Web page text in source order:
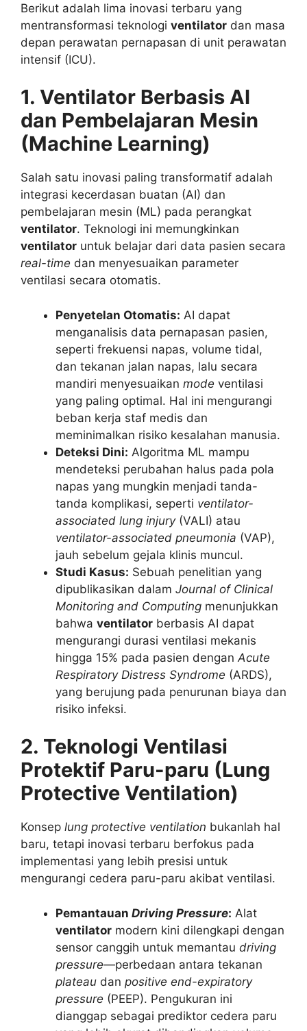
Berikut adalah lima inovasi terbaru yang
mentransformasi teknologi ventilator dan masa
depan perawatan pernapasan di unit perawatan
intensif (ICU).
1. Ventilator Berbasis AI
dan Pembelajaran Mesin
(Machine Learning)
Salah satu inovasi paling transformatif adalah
integrasi kecerdasan buatan (AI) dan
pembelajaran mesin (ML) pada perangkat
ventilator. Teknologi ini memungkinkan
ventilator untuk belajar dari data pasien secara
real-time dan menyesuaikan parameter
ventilasi secara otomatis.
Penyetelan Otomatis: AI dapat
menganalisis data pernapasan pasien,
seperti frekuensi napas, volume tidal,
dan tekanan jalan napas, lalu secara
mandiri menyesuaikan mode ventilasi
yang paling optimal. Hal ini mengurangi
beban kerja staf medis dan
meminimalkan risiko kesalahan manusia.
Deteksi Dini: Algoritma ML mampu
mendeteksi perubahan halus pada pola
napas yang mungkin menjadi tanda-
tanda komplikasi, seperti ventilator-
associated lung injury(VALI) atau
ventilator-associated pneumonia (VAP),
jauh sebelum gejala klinis muncul.
Studi Kasus: Sebuah penelitian yang
dipublikasikan dalam Journal of Clinical
Monitoring and Computing menunjukkan
bahwa ventilator berbasis AI dapat
mengurangi durasi ventilasi mekanis
hingga 15% pada pasien dengan Acute
Respiratory Distress Syndrome (ARDS),
yang berujung pada penurunan biaya dan
risiko infeksi.
2. Teknologi Ventilasi
Protektif Paru-paru (Lung
Protective Ventilation)
Konsep lung protective ventilation bukanlah hal
baru, tetapi inovasi terbaru berfokus pada
implementasi yang lebih presisi untuk
mengurangi cedera paru-paru akibat ventilasi.
Pemantauan Driving Pressure: Alat
ventilator modern kini dilengkapi dengan
sensor canggih untuk memantau driving
pressure—perbedaan antara tekanan
plateau dan positive end-expiratory
pressure (PEEP). Pengukuran ini
dianggap sebagai prediktor cedera paru